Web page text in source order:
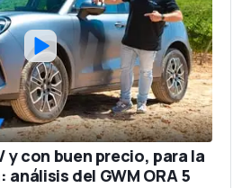
y con buen precio, para la
del GWM ORA 5